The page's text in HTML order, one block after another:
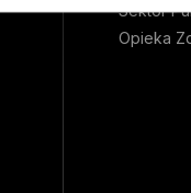
Sektor
Opieka